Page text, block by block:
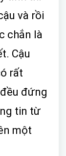
và rồi
chắn là
Cậu
rất
đứng
tin từ
một